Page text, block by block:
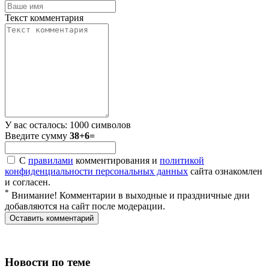
Текст комментария
У вас осталось: 1000 символов
Введите сумму 38+6=
С правилами комментирования и политикой
конфиденциальности персональных данных сайта ознакомлен
и согласен.
* Внимание! Комментарии в выходные и праздничные дни
добавляются на сайт после модерации.
Новости по теме